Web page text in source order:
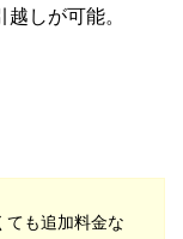
しが可能。
も追加料金な